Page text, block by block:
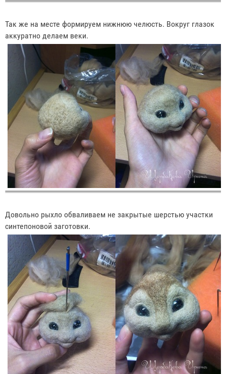
Так же на месте формируем нижнюю челюсть. Вокруг глазок
аккуратно делаем веки.
Довольно рыхло обваливаем не закрытые шерстью участки
синтепоновой заготовки.